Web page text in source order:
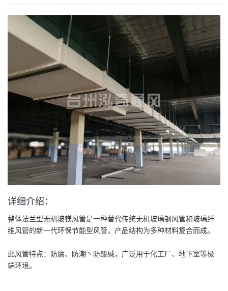
详细介绍：
整体法兰型无机玻镁风管是一种替代传统无机玻璃钢风管和玻璃纤
维风管的新一代环保节能型风管，产品结构为多种材料复合而成。
此风管特点：防腐、防潮丶防酸碱，广泛用于化工厂、地下室等极
端环境。